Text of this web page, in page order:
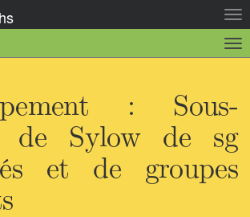
la
la
: Sous-
de Sylow de sg
et de groupes